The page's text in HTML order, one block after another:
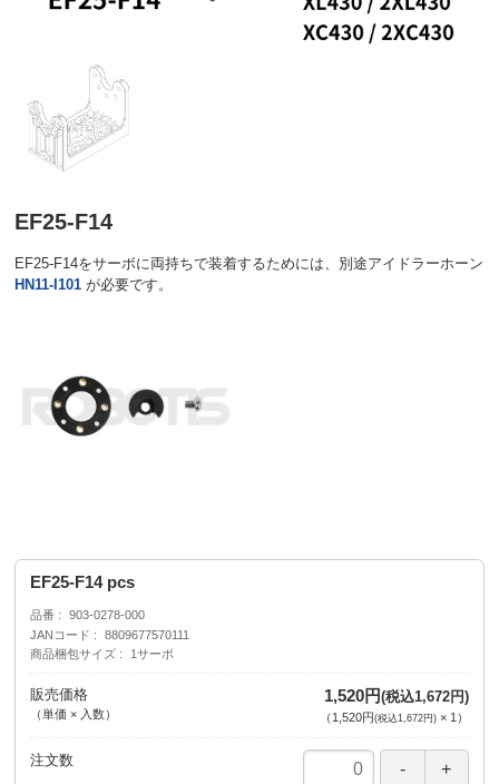
EF25-F14
EF25-F14をサーボに両持ちで装着するためには、別途アイドラーホーン
HN11-I101 が必要です。
EF25-F14 pcs
品番
903-0278-000
JANコード
8809677570111
商品梱包サイズ
1サーボ
販売価格
（単価 × 入数）
1,520円(税込1,672円)
（1,520円(税込1,672円)× 1）
注文数